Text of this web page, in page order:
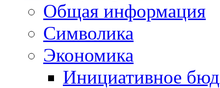
Общая информация
Символика
Экономика
Инициативное